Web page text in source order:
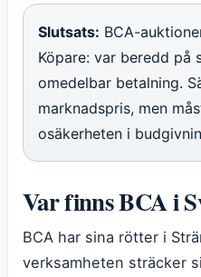
Slutsats: BCA-
Köpare: var beredd på
omedelbar betalning.
marknadspris, men
osäkerheten i
Var finns BCA i
BCA har sina rötter i
verksamheten sträcker